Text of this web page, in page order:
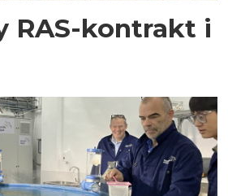
RAS-kontrakt i